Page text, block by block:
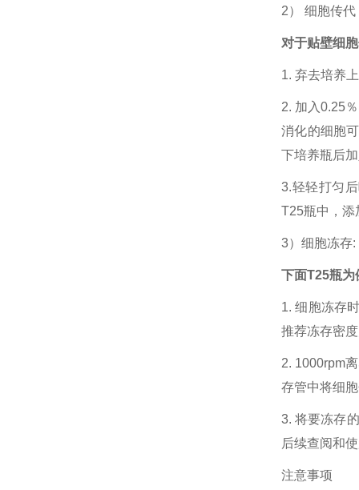
2） 细胞传
对于贴壁细
1. 弃去培养
2. 加入0.25
消化的细胞
下培养瓶后
3.轻轻打匀
T25瓶中，添
3）细胞冻存
下面T25瓶为
1. 细胞冻存
推荐冻存密
2. 1000rpm
存管中将细
3. 将要冻存
后续查阅和
注意事项